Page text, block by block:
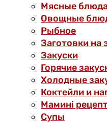
Мясные
Овощные
Рыбное
Заготовки на
Закуски
Горячие
Холодные
Коктейли и
Мамині
Супы